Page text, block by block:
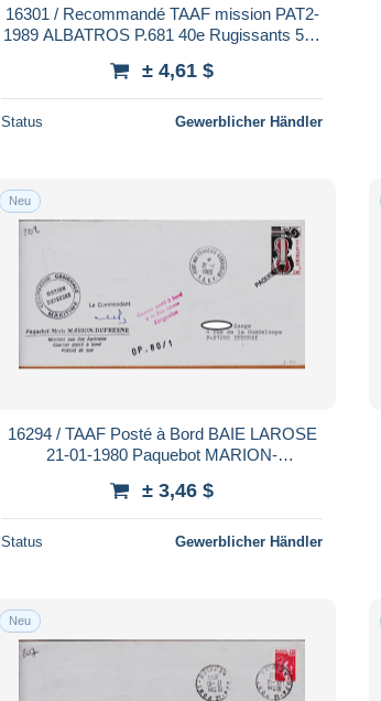
16301 / Recommandé TAAF mission PAT2-
1989 ALBATROS P.681 40e Rugissants 50e
± 4,61 $
Status Gewerblicher Händler
Neu
16294 / TAAF Posté à Bord BAIE LAROSE
21-01-1980 Paquebot MARION-
KERGUELEN T.A.A.F
± 3,46 $
Status Gewerblicher Händler
Neu